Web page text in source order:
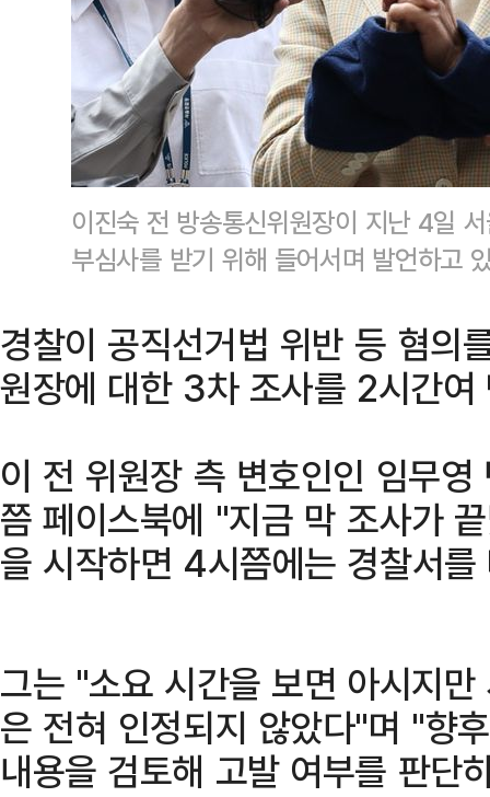
이진숙 전 방송통신위원장이 지난 4일
부심사를 받기 위해 들어서며 발언하고
경찰이 공직선거법 위반 등 혐의
원장에 대한 3차 조사를 2시간
이 전 위원장 측 변호인인 임무
쯤 페이스북에 "지금 막 조사가
을 시작하면 4시쯤에는 경찰서
그는 "소요 시간을 보면 아시지
은 전혀 인정되지 않았다"며 "향
내용을 검토해 고발 여부를 판단